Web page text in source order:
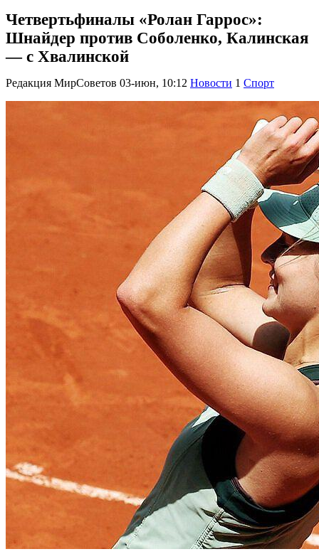
Четвертьфиналы «Ролан Гаррос»:
Шнайдер против Соболенко, Калинская
— с Хвалинской
Редакция МирСоветов 03-июн, 10:12 Новости 1 Спорт